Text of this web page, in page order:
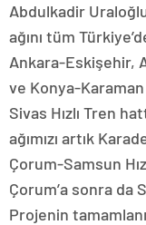
Abdulkadir
ağını tüm
Ankara-Eskişehir,
ve Konya-
Sivas Hızlı Tren
ağımızı artık
Çorum-Samsun
Çorum’a sonra da
Projenin